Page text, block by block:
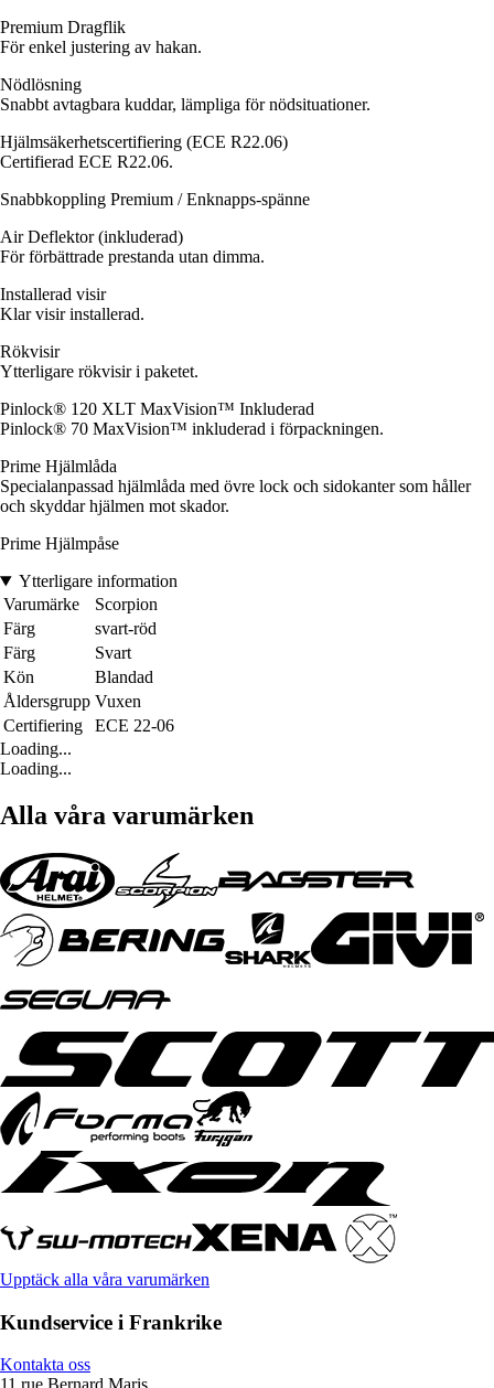
Premium Dragflik
För enkel justering av hakan.
Nödlösning
Snabbt avtagbara kuddar, lämpliga för nödsituationer.
Hjälmsäkerhetscertifiering (ECE R22.06)
Certifierad ECE R22.06.
Snabbkoppling Premium / Enknapps-spänne
Air Deflektor (inkluderad)
För förbättrade prestanda utan dimma.
Installerad visir
Klar visir installerad.
Rökvisir
Ytterligare rökvisir i paketet.
Pinlock® 120 XLT MaxVision™ Inkluderad
Pinlock® 70 MaxVision™ inkluderad i förpackningen.
Prime Hjälmlåda
Specialanpassad hjälmlåda med övre lock och sidokanter som håller
och skyddar hjälmen mot skador.
Prime Hjälmpåse
Ytterligare information
Varumärke
Scorpion
Färg
svart-röd
Färg
Svart
Kön
Blandad
Åldersgrupp Vuxen
Certifiering
ECE 22-06
Loading...
Loading...
Alla våra varumärken
Upptäck alla våra varumärken
Kundservice i Frankrike
Kontakta oss